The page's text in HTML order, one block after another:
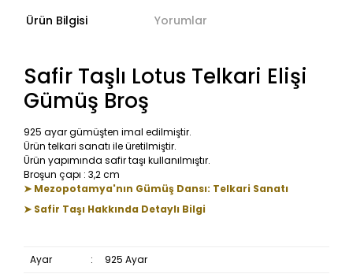
Ürün Bilgisi Yorumlar
Safir Taşlı Lotus Telkari Elişi
Gümüş Broş
925 ayar gümüşten imal edilmiştir.
Ürün telkari sanatı ile üretilmiştir.
Ürün yapımında safir taşı kullanılmıştır.
Broşun çapı : 3,2 cm
➤ Mezopotamya'nın Gümüş Dansı: Telkari Sanatı
➤ Safir Taşı Hakkında Detaylı Bilgi
Ayar :
925 Ayar